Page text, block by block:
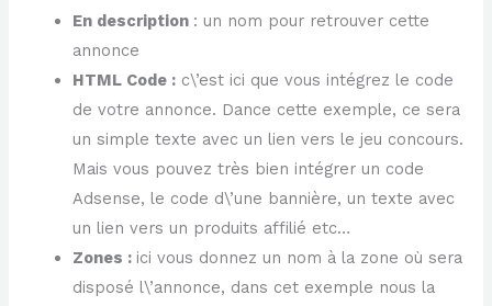
En description : un nom pour retrouver cette
annonce
HTML Code : c\’est ici que vous intégrez le code
de votre annonce. Dance cette exemple, ce sera
un simple texte avec un lien vers le jeu concours.
Mais vous pouvez très bien intégrer un code
Adsense, le code d\’une bannière, un texte avec
un lien vers un produits affilié etc…
Zones : ici vous donnez un nom à la zone où sera
disposé l\’annonce, dans cet exemple nous la